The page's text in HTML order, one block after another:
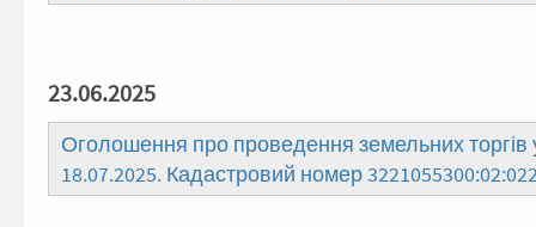
23.06.2025
Оголошення про проведення земельних
18.07.2025. Кадастровий номер